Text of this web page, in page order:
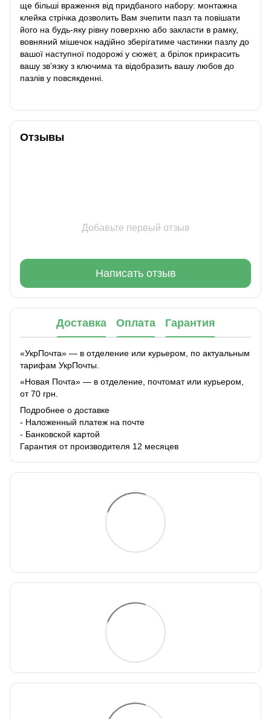
ще більші враження від придбаного набору: монтажна
клейка стрічка дозволить Вам зчепити пазл та повішати
його на будь-яку рівну поверхню або закласти в рамку,
вовняний мішечок надійно зберігатиме частинки пазлу до
вашої наступної подорожі у сюжет, а брілок прикрасить
вашу зв’язку з ключима та відобразить вашу любов до
пазлів у повсякденні.
Отзывы
Добавьте первый отзыв
Написать отзыв
Доставка Оплата Гарантия
«УкрПочта» — в отделение или курьером, по актуальным
тарифам УкрПочты.
«Новая Почта» — в отделение, почтомат или курьером,
от 70 грн.
Подробнее о доставке
- Наложенный платеж на почте
- Банковской картой
Гарантия от производителя 12 месяцев